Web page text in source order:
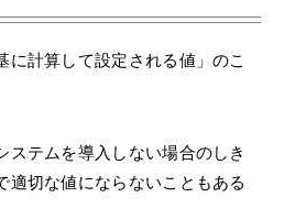
計算して設定される値」のこ
テムを導入しない場合のしき
適切な値にならないこともある